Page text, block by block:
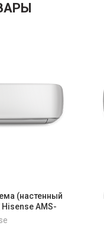
(настенный
AMS-
DC Inverter